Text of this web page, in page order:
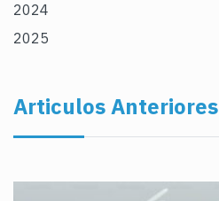
2024
2025
Articulos Anteriores